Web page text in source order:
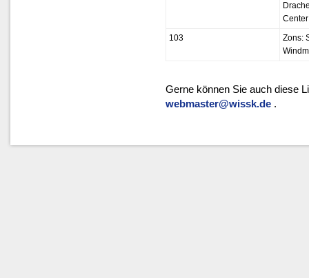
Center
103
Zons:
Gerne können Sie auch diese
webmaster@wissk.de .